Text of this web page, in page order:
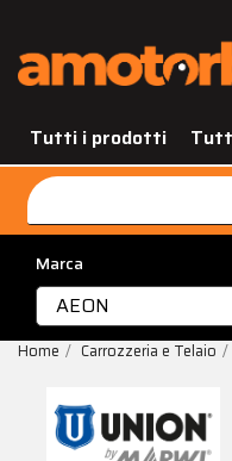
Tutti i prodotti
Marca
AEON
Home Carrozzeria e Telaio